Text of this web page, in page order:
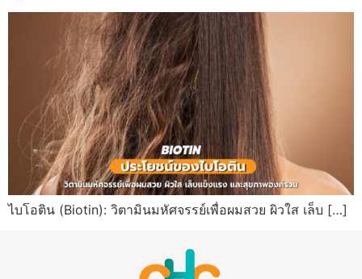
ไบโอติน (Biotin): วิตามินมหัศจรรย์เพื่อผมสวย ผิวใส เล็บ […]